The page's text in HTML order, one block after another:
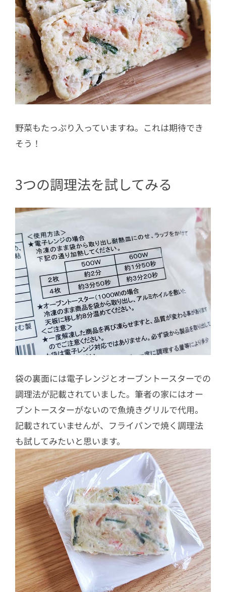
野菜もたっぷり入っていますね。これは期待でき
そう！
3つの調理法を試してみる
袋の裏面には電子レンジとオーブントースターでの
調理法が記載されていました。筆者の家にはオー
ブントースターがないので魚焼きグリルで代用。
記載されていませんが、フライパンで焼く調理法
も試してみたいと思います。